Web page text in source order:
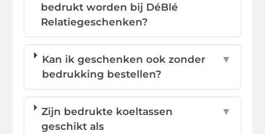
bedrukt worden bij DéBlé
Relatiegeschenken?
Kan ik geschenken ook zonder
bedrukking bestellen?
▼
Zijn bedrukte koeltassen
geschikt als
▼